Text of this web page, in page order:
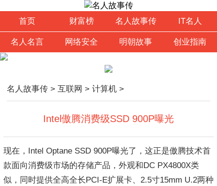
首页 财富榜 名人故事传 IT名人
名人名言 网络安全 明朝故事 创业指南
名人故事传 > 互联网 > 计算机 >
Intel傲腾消费级SSD 900P曝光
现在，Intel Optane SSD 900P曝光了，这正是傲腾技术首
款面向消费级市场的存储产品，外观和DC PX4800X类
似，同时提供全高全长PCI-E扩展卡、2.5寸15mm U.2两种